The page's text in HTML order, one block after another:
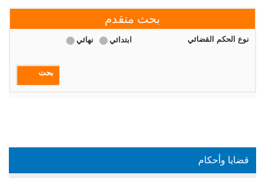
بحث متقدم
نوع الحكم القضائي ابتدائي نهائي
بحث
قضايا وأحكام